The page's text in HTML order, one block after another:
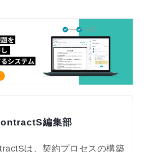
編集部
は、契約プロセスの構築